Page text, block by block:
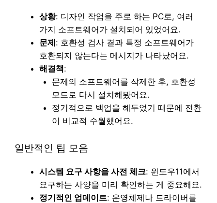
상황: 디자인 작업을 주로 하는 PC로, 여러
가지 소프트웨어가 설치되어 있었어요.
문제 : 호환성 검사 결과 특정 소프트웨어가
호환되지 않는다는 메시지가 나타났어요.
해결책:
문제의 소프트웨어를 삭제한 후, 호환성
모드로 다시 설치해봤어요.
정기적으로 백업을 해두었기 때문에 전환
이 비교적 수월했어요.
일반적인 팁 모음
시스템 요구 사항을 사전 체크: 윈도우11에서
요구하는 사양을 미리 확인하는 게 중요해요.
정기적인 업데이트: 운영체제나 드라이버를